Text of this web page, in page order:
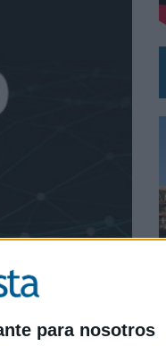
para nosotros
en 2.200